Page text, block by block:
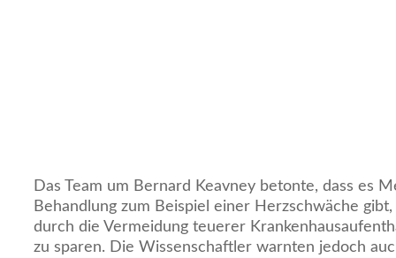
Das Team um Bernard Keavney betonte, dass es
Behandlung zum Beispiel einer Herzschwäche
durch die Vermeidung teuerer
zu sparen. Die Wissenschaftler warnten jedoch